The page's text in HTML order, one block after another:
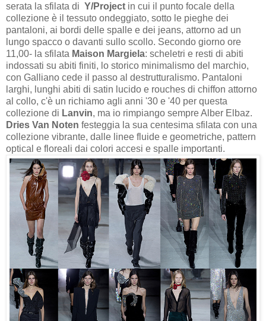
serata la sfilata di Y/Project in cui il punto focale della
collezione è il tessuto ondeggiato, sotto le pieghe dei
pantaloni, ai bordi delle spalle e dei jeans, attorno ad un
lungo spacco o davanti sullo scollo. Secondo giorno ore
11,00- la sfilata Maison Margiela: scheletri e resti di abiti
indossati su abiti finiti, lo storico minimalismo del marchio,
con Galliano cede il passo al destrutturalismo. Pantaloni
larghi, lunghi abiti di satin lucido e rouches di chiffon attorno
al collo, c'è un richiamo agli anni '30 e '40 per questa
collezione di Lanvin, ma io rimpiango sempre Alber Elbaz.
Dries Van Noten festeggia la sua centesima sfilata con una
collezione vibrante, dalle linee fluide e geometriche, pattern
optical e floreali dai colori accesi e spalle importanti.